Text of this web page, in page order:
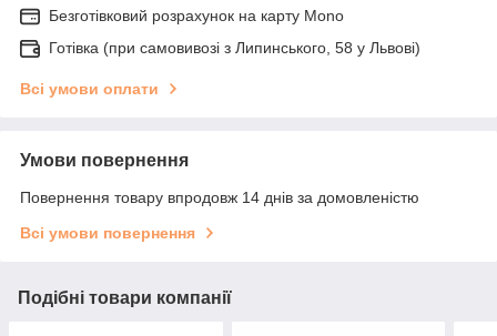
Безготівковий розрахунок на карту Mono
Готівка (при самовивозі з Липинського, 58 у Львові)
Всі умови оплати
Умови повернення
Повернення товару впродовж 14 днів за домовленістю
Всі умови повернення
Подібні товари компанії